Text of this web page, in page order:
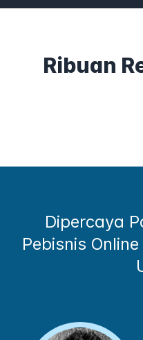
Ribuan
Dipercaya
Pebisnis